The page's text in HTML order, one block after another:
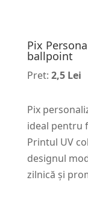
Pix
ballpoint
Pret: 2,5 Lei
Pix
ideal pentru
Printul UV
designul
zilnică și